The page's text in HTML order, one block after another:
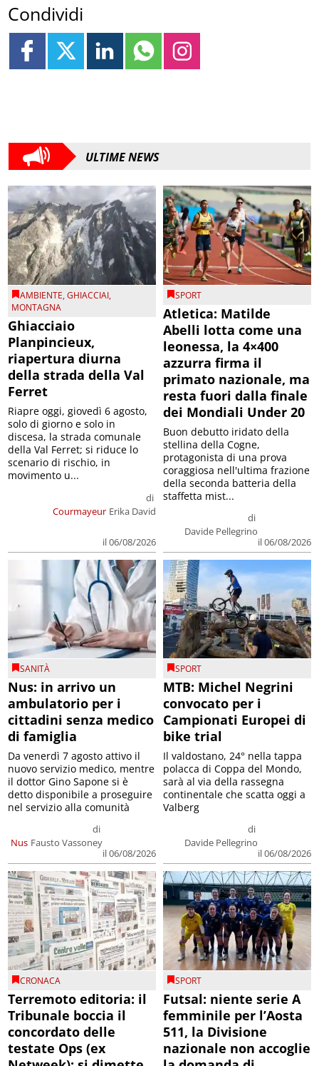
Condividi
ULTIME NEWS
AMBIENTE,GHIACCIAI,
MONTAGNA
Ghiacciaio
Planpincieux,
riapertura diurna
della strada della Val
Ferret
Courmayeur
di
Erika David
il 06/08/2026
Riapre oggi, giovedì 6 agosto,
solo di giorno e solo in
discesa, la strada comunale
della Val Ferret; si riduce lo
scenario di rischio, in
movimento u...
SPORT
Atletica: Matilde
Abelli lotta come una
leonessa, la 4×400
azzurra firma il
primato nazionale, ma
resta fuori dalla finale
dei Mondiali Under 20
di
Davide Pellegrino
il 06/08/2026
Buon debutto iridato della
stellina della Cogne,
protagonista di una prova
coraggiosa nell'ultima frazione
della seconda batteria della
staffetta mist...
SANITÀ
Nus: in arrivo un
ambulatorio per i
cittadini senza medico
di famiglia
Nus
di
Fausto Vassoney
il 06/08/2026
Da venerdì 7 agosto attivo il
nuovo servizio medico, mentre
il dottor Gino Sapone si è
detto disponibile a proseguire
nel servizio alla comunità
SPORT
MTB: Michel Negrini
convocato per i
Campionati Europei di
bike trial
di
Davide Pellegrino
il 06/08/2026
Il valdostano, 24° nella tappa
polacca di Coppa del Mondo,
sarà al via della rassegna
continentale che scatta oggi a
Valberg
CRONACA
Terremoto editoria: il
Tribunale boccia il
concordato delle
testate Ops (ex
SPORT
Futsal: niente serie A
femminile per l’Aosta
511, la Divisione
nazionale non accoglie